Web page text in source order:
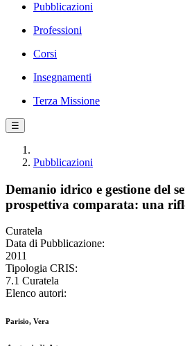
Pubblicazioni
Professioni
Corsi
Insegnamenti
Terza Missione
☰
Pubblicazioni
Demanio idrico e gestione del
prospettiva comparata: una
Curatela
Data di Pubblicazione:
2011
Tipologia CRIS:
7.1 Curatela
Elenco autori:
Parisio, Vera